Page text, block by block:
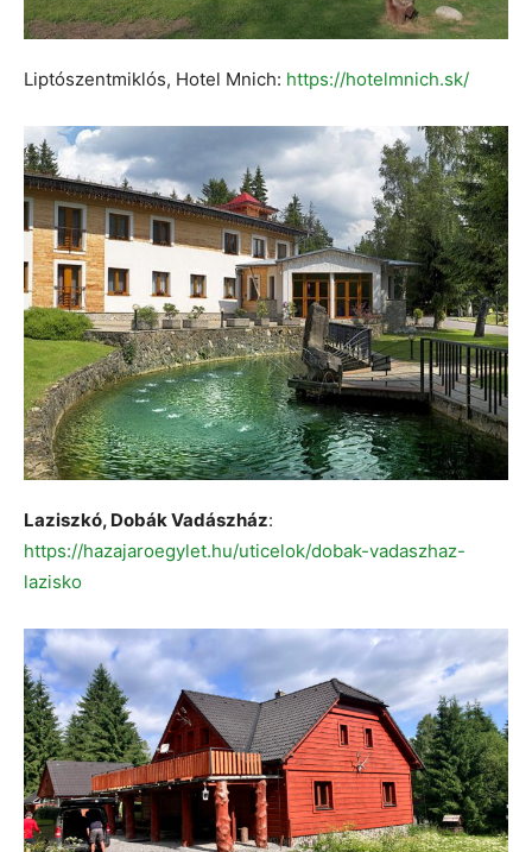
Liptószentmiklós, Hotel Mnich: https://hotelmnich.sk/
Laziszkó, Dobák Vadászház:
https://hazajaroegylet.hu/uticelok/dobak-vadaszhaz-
lazisko